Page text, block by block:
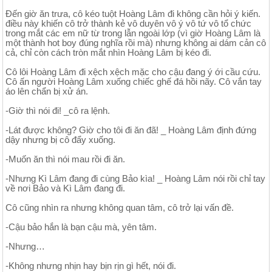
Đến giờ ăn trưa, cô kéo tuột Hoàng Lâm đi không cần hỏi ý kiến.
điều này khiến cô trở thành kẻ vô duyên vô ý vô tứ vô tổ chức
trong mắt các em nữ từ trong lẫn ngoài lớp (vì giờ Hoàng Lâm là
một thành hot boy đúng nghĩa rồi mà) nhưng không ai dám cản cô
cả, chỉ còn cách tròn mắt nhìn Hoàng Lâm bị kéo đi.
Cô lôi Hoàng Lâm đi xệch xệch mặc cho cậu đang ý ới cầu cứu.
Cô ấn người Hoàng Lâm xuống chiếc ghế đá hồi nãy. Cô vắn tay
áo lên chẩn bị xử án.
-Giờ thì nói đi! _cô ra lệnh.
-Lát được không? Giờ cho tôi đi ăn đã! _ Hoàng Lâm định đứng
dậy nhưng bị cô đẩy xuống.
-Muốn ăn thì nói mau rồi đi ăn.
-Nhưng Kì Lâm đang đi cùng Bảo kìa! _ Hoàng Lâm nói rồi chỉ tay
về nơi Bảo và Kì Lâm đang đi.
Cô cũng nhìn ra nhưng không quan tâm, cô trở lại vấn đề.
-Cậu bảo hắn là bạn cậu mà, yên tâm.
-Nhưng…
-Không nhưng nhịn hay bịn rịn gì hết, nói đi.